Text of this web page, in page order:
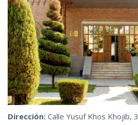
Dirección: Calle Yusuf Khos Khojib,